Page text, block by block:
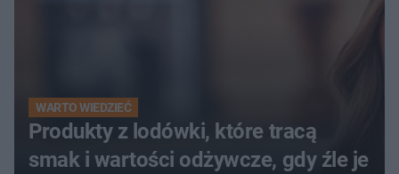
WARTO WIEDZIEĆ
Produkty z lodówki, które tracą
smak i wartości odżywcze, gdy źle je